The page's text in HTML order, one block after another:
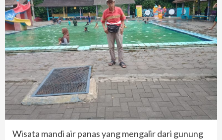
Wisata mandi air panas yang mengalir dari gunung